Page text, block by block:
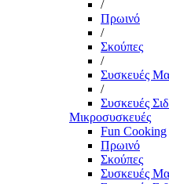
/
Πρωινό
/
Σκούπες
/
Συσκευές
/
Συσκευές
Μικροσυσκευές
Fun Cooking
Πρωινό
Σκούπες
Συσκευές